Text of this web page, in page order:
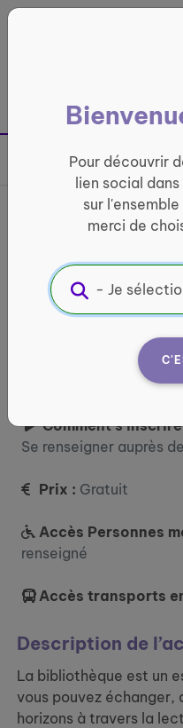
France entière
Pour découvrir
lien social
sur
merci de
Partager sur
Bibliothèque
LOISIRS ET CULTURE
Informations
2 Pl. Gaillarde, 46100
Comment
Se renseigner auprès
Prix : Gratuit
Accès Personnes
renseigné
Accès transports
Description de
La bibliothèque est un
vous pouvez échanger,
horizons à travers la
Panneau de gestion des